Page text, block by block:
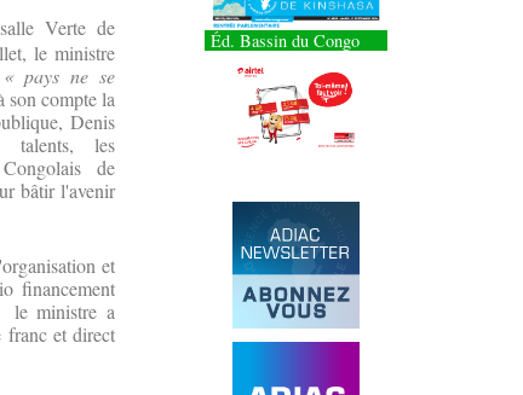
Verte de
le ministre
« pays ne se
son compte la
Denis
talents, les
de
bâtir l'avenir
et
financement
le ministre a
franc et direct
Éd. Bassin du Congo